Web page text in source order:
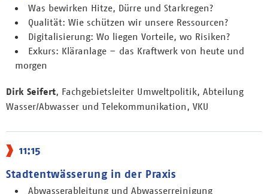
Was bewirken Hitze, Dürre und Starkregen?
Qualität: Wie schützen wir unsere Ressourcen?
Digitalisierung: Wo liegen Vorteile, wo Risiken?
Exkurs: Kläranlage – das Kraftwerk von heute und
morgen
Dirk Seifert, Fachgebietsleiter Umweltpolitik, Abteilung
Wasser/Abwasser und Telekommunikation, VKU
11:15
Stadtentwässerung in der Praxis
Abwasserableitung und Abwasserreinigung